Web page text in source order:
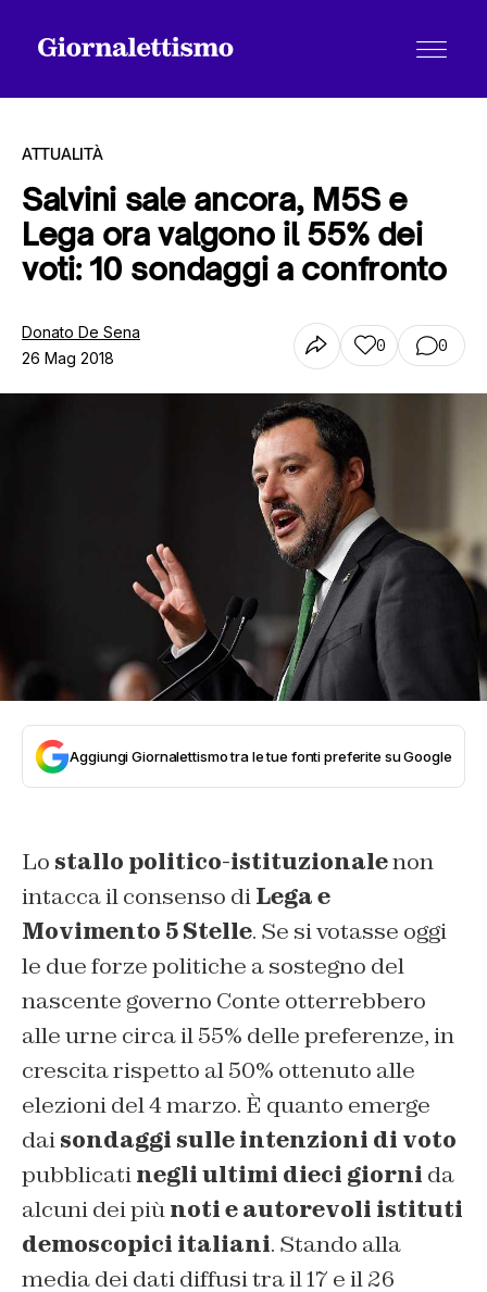
Tutti gli articoli
Chi siamo
ATTUALITÀ
Salvini sale ancora, M5S e
Lega ora valgono il 55% dei
voti: 10 sondaggi a confronto
Donato De Sena
26 Mag 2018
0 0
Aggiungi Giornalettismo tra le tue fonti preferite su Google
Lo stallo politico-istituzionalenon
intacca il consenso diLega e
Movimento 5 Stelle. Se si votasse oggi
le due forze politiche a sostegno del
nascente governo Conte otterrebbero
alle urne circa il 55% delle preferenze, in
crescita rispetto al 50% ottenuto alle
elezioni del 4 marzo. È quanto emerge
daisondaggi sulle intenzioni di voto
pubblicatinegli ultimi dieci giorni da
alcuni dei piùnoti e autorevoli istituti
demoscopici italiani. Stando alla
media dei dati diffusi tra il 17 e il 26